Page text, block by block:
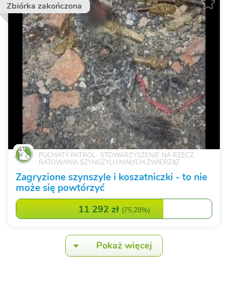
Zbiórka zakończona
PUCHATY PATROL- STOWARZYSZENIE NA RZECZ
RATOWANIA SZYNSZYLI I MAŁYCH ZWIERZĄT
Zagryzione szynszyle i koszatniczki - to nie
może się powtórzyć
11 292 zł (75,28%)
Pokaż więcej